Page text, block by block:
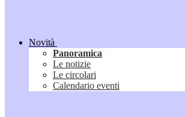
Novità
Panoramica
Le notizie
Le circolari
Calendario eventi